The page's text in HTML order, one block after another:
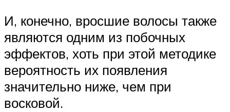
И, конечно, вросшие волосы также
являются одним из побочных
эффектов, хоть при этой методике
вероятность их появления
значительно ниже, чем при
восковой.